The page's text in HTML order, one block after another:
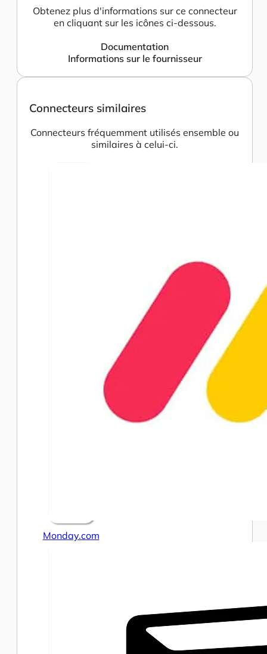
Obtenez plus d'informations sur ce connecteur
en cliquant sur les icônes ci-dessous.
Documentation
Informations sur le fournisseur
Connecteurs similaires
Connecteurs fréquemment utilisés ensemble ou
similaires à celui-ci.
Monday.com